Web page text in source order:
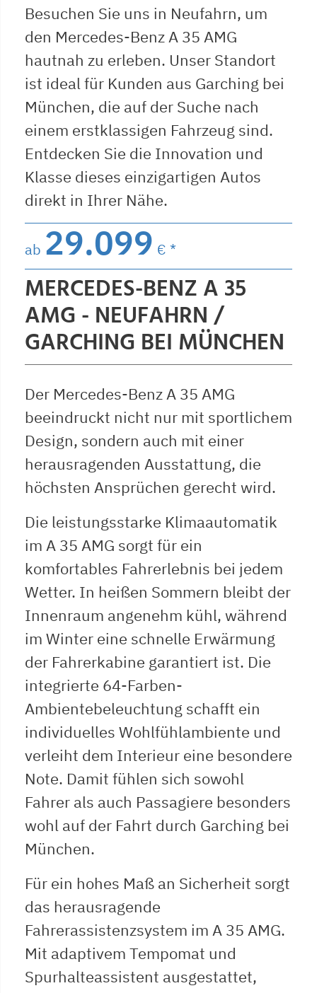
Besuchen Sie uns in Neufahrn, um
den Mercedes-Benz A 35 AMG
hautnah zu erleben. Unser Standort
ist ideal für Kunden aus Garching bei
München, die auf der Suche nach
einem erstklassigen Fahrzeug sind.
Entdecken Sie die Innovation und
Klasse dieses einzigartigen Autos
direkt in Ihrer Nähe.
ab 29.099 € *
MERCEDES-BENZ A 35
AMG - NEUFAHRN /
GARCHING BEI MÜNCHEN
Der Mercedes-Benz A 35 AMG
beeindruckt nicht nur mit sportlichem
Design, sondern auch mit einer
herausragenden Ausstattung, die
höchsten Ansprüchen gerecht wird.
Die leistungsstarke Klimaautomatik
im A 35 AMG sorgt für ein
komfortables Fahrerlebnis bei jedem
Wetter. In heißen Sommern bleibt der
Innenraum angenehm kühl, während
im Winter eine schnelle Erwärmung
der Fahrerkabine garantiert ist. Die
integrierte 64-Farben-
Ambientebeleuchtung schafft ein
individuelles Wohlfühlambiente und
verleiht dem Interieur eine besondere
Note. Damit fühlen sich sowohl
Fahrer als auch Passagiere besonders
wohl auf der Fahrt durch Garching bei
München.
Für ein hohes Maß an Sicherheit sorgt
das herausragende
Fahrerassistenzsystem im A 35 AMG.
Mit adaptivem Tempomat und
Spurhalteassistent ausgestattet,